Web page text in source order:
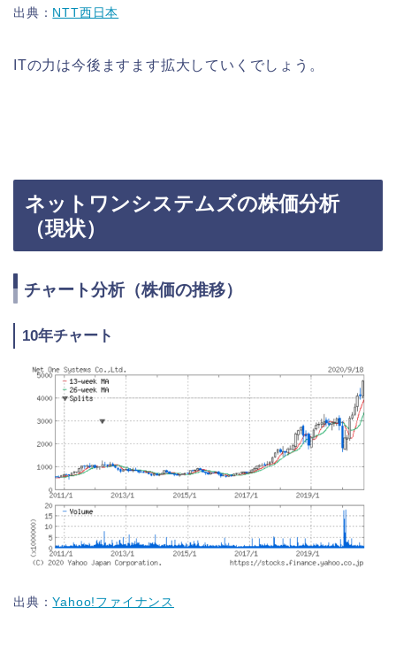
出典： NTT西日本
ITの力は今後ますます拡大していくでしょう。
ネットワンシステムズの株価分析
（現状）
チャート分析（株価の推移）
10年チャート
出典：Yahoo!ファイナンス